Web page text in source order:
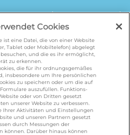
/president.de/
frankenland.com
/minusl.de
GmbH - Tel: +49 (0)751
/lactalis.de
Cookies
ist eine Datei, die von einer Website
Tablet oder Mobiltelefon) abgelegt
und die es ihr ermöglicht,
zu erkennen.
die für ihr ordnungsgemäßes
insbesondere um Ihre persönlichen
zu speichern oder um die auf
auszufüllen. Funktions-
oder von Dritten gesetzt
unserer Website zu verbessern.
Ihrer Aktivitäten und Einstellungen
und unseren Partnern gesetzt
durch Messungen der
können. Darüber hinaus können